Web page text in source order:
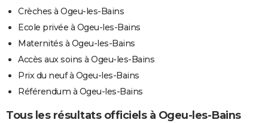
Crèches à Ogeu-les-Bains
Ecole privée à Ogeu-les-Bains
Maternités à Ogeu-les-Bains
Accès aux soins à Ogeu-les-Bains
Prix du neuf à Ogeu-les-Bains
Référendum à Ogeu-les-Bains
Tous les résultats officiels à Ogeu-les-Bains